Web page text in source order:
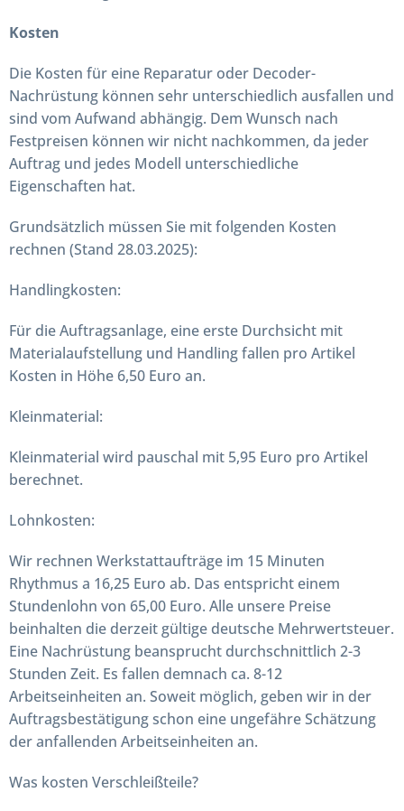
Kosten
Die Kosten für eine Reparatur oder Decoder-
Nachrüstung können sehr unterschiedlich ausfallen und
sind vom Aufwand abhängig. Dem Wunsch nach
Festpreisen können wir nicht nachkommen, da jeder
Auftrag und jedes Modell unterschiedliche
Eigenschaften hat.
Grundsätzlich müssen Sie mit folgenden Kosten
rechnen (Stand 28.03.2025):
Handlingkosten:
Für die Auftragsanlage, eine erste Durchsicht mit
Materialaufstellung und Handling fallen pro Artikel
Kosten in Höhe 6,50 Euro an.
Kleinmaterial:
Kleinmaterial wird pauschal mit 5,95 Euro pro Artikel
berechnet.
Lohnkosten:
Wir rechnen Werkstattaufträge im 15 Minuten
Rhythmus a 16,25 Euro ab. Das entspricht einem
Stundenlohn von 65,00 Euro. Alle unsere Preise
beinhalten die derzeit gültige deutsche Mehrwertsteuer.
Eine Nachrüstung beansprucht durchschnittlich 2-3
Stunden Zeit. Es fallen demnach ca. 8-12
Arbeitseinheiten an. Soweit möglich, geben wir in der
Auftragsbestätigung schon eine ungefähre Schätzung
der anfallenden Arbeitseinheiten an.
Was kosten Verschleißteile?